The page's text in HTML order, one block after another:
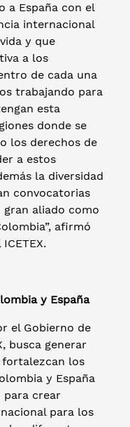
a España con el
internacional
y que
a los
de cada una
trabajando para
esta
donde se
los derechos de
a estos
la diversidad
convocatorias
gran aliado como
afirmó
y España
el Gobierno de
busca generar
fortalezcan los
y España
crear
para los